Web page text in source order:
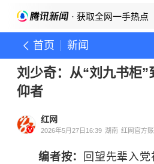
· 获取全网一手热点
首页 新闻
刘少奇：从“刘九书柜
仰者
红网
2026年5月27日16:39 湖南 红网官方
编者按：
回望先辈入